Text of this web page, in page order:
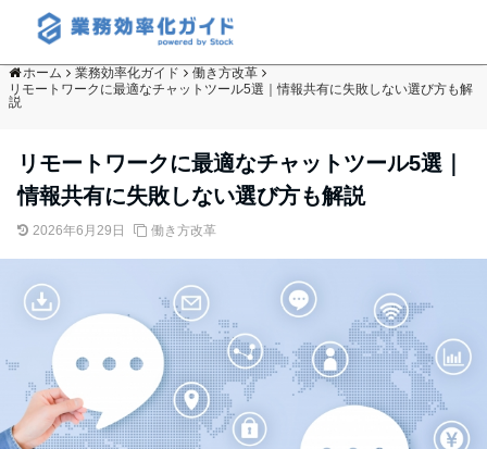
ホーム 業務効率化ガイド
働き方改革
リモートワークに最適なチャットツール5選｜情報共有に失敗しない選び方も解
説
リモートワークに最適なチャットツール5選｜
情報共有に失敗しない選び方も解説
2026年6月29日 働き方改革